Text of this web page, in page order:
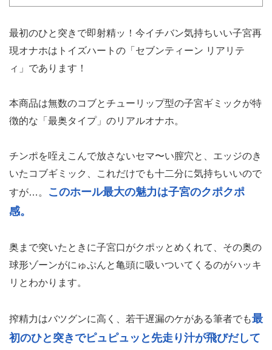
最初のひと突きで即射精ッ！今イチバン気持ちいい子宮再
現オナホはトイズハートの「セブンティーン リアリテ
ィ」であります！
本商品は無数のコブとチューリップ型の子宮ギミックが特
徴的な「最奥タイプ」のリアルオナホ。
チンポを咥えこんで放さないセマ〜い膣穴と、エッジのき
いたコブギミック、これだけでも十二分に気持ちいいので
すが…。
このホール最大の魅力は子宮のクポクポ
感。
奥まで突いたときに子宮口がクポッとめくれて、その奥の
球形ゾーンがにゅぷんと亀頭に吸いついてくるのがハッキ
リとわかります。
搾精力はバツグンに高く、若干遅漏のケがある筆者でも最
初のひと突きでピュピュッと先走り汁が飛びだして